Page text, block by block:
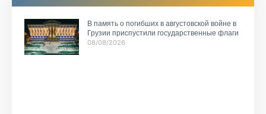
В память о погибших в августовской войне в
Грузии приспустили государственные флаги
08/08/2026